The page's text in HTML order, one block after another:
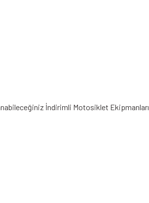
İndirimli Motosiklet Ekipmanları